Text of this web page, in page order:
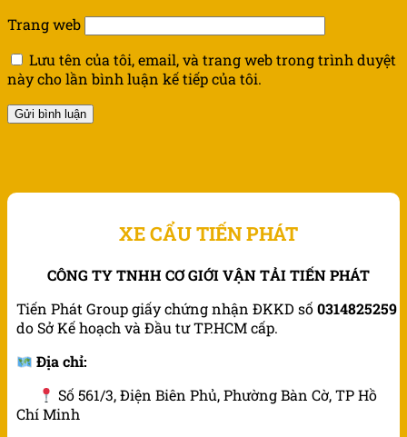
Trang web
Lưu tên của tôi, email, và trang web trong trình duyệt
này cho lần bình luận kế tiếp của tôi.
XE CẨU TIẾN PHÁT
CÔNG TY TNHH CƠ GIỚI VẬN TẢI TIẾN PHÁT
Tiến Phát Group giấy chứng nhận ĐKKD số0314825259
do Sở Kế hoạch và Đầu tư TP.HCM cấp.
Địa chỉ:
Số 561/3, Điện Biên Phủ, Phường Bàn Cờ, TP Hồ
Chí Minh